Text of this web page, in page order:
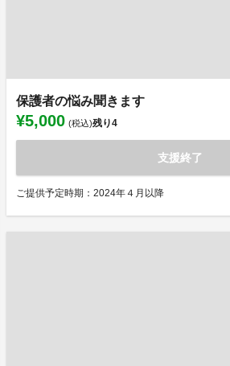
保護者の悩み聞きます
¥5,000 (税込)残り4
支援終了
ご提供予定時期：2024年４月以降